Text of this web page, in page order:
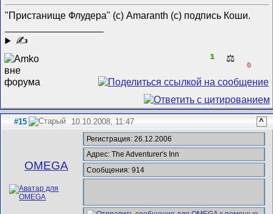
"Пристанище Флудера" (с) Amaranth (с) подпись Коши.
✍
1 ⚖️
0
#15 10.10.2008, 11:47 ^
ОMEGA
Регистрация: 26.12.2006
Адрес: The Adventurer's Inn
Сообщения: 914